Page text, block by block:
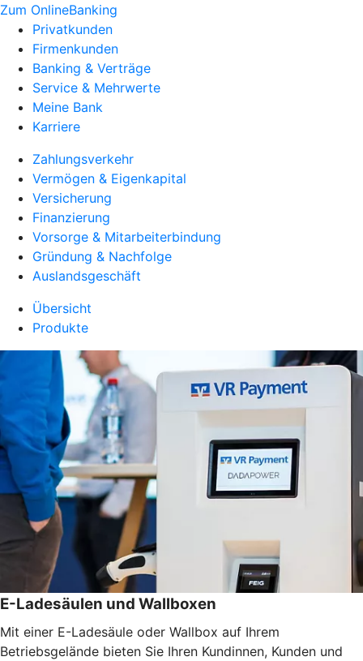
Zum OnlineBanking
Privatkunden
Firmenkunden
Banking & Verträge
Service & Mehrwerte
Meine Bank
Karriere
Zahlungsverkehr
Vermögen & Eigenkapital
Versicherung
Finanzierung
Vorsorge & Mitarbeiterbindung
Gründung & Nachfolge
Auslandsgeschäft
Übersicht
Produkte
E-Ladesäulen und Wallboxen
Mit einer E-Ladesäule oder Wallbox auf Ihrem
Betriebsgelände bieten Sie Ihren Kundinnen, Kunden und